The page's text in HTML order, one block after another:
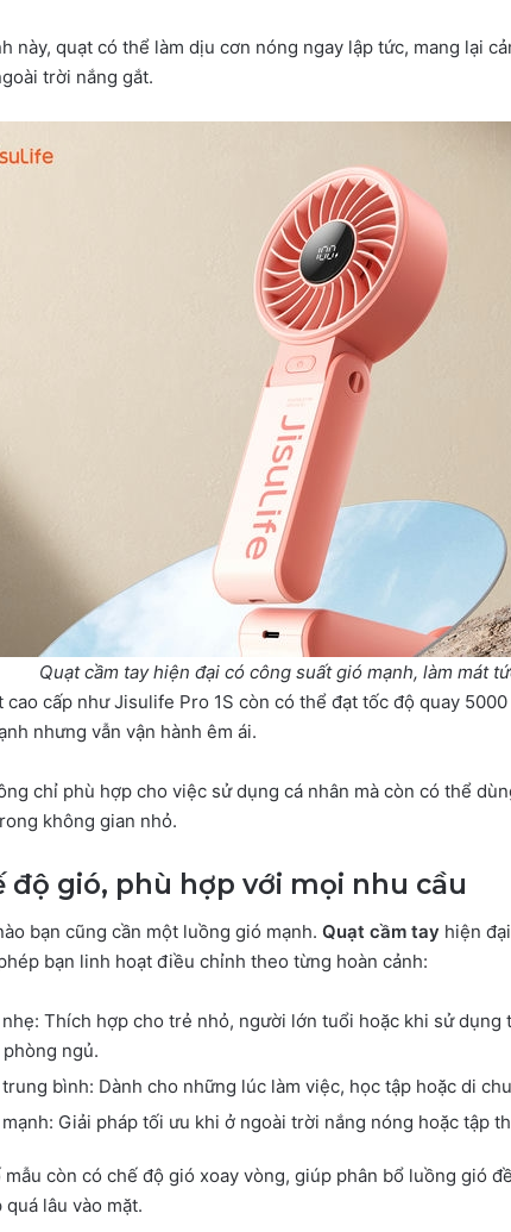
này, quạt có thể làm dịu cơn nóng ngay lập tức, mang lại
trời nắng gắt.
Quạt cầm tay hiện đại có công suất gió mạnh, làm mát
cao cấp như Jisulife Pro 1S còn có thể đạt tốc độ quay
nhưng vẫn vận hành êm ái.
chỉ phù hợp cho việc sử dụng cá nhân mà còn có thể
không gian nhỏ.
độ gió, phù hợp với mọi nhu cầu
bạn cũng cần một luồng gió mạnh. Quạt cầm tay hiện
bạn linh hoạt điều chỉnh theo từng hoàn cảnh:
Thích hợp cho trẻ nhỏ, người lớn tuổi hoặc khi sử dụng
ngủ.
bình: Dành cho những lúc làm việc, học tập hoặc di
Giải pháp tối ưu khi ở ngoài trời nắng nóng hoặc tập
mẫu còn có chế độ gió xoay vòng, giúp phân bổ luồng gió
lâu vào mặt.